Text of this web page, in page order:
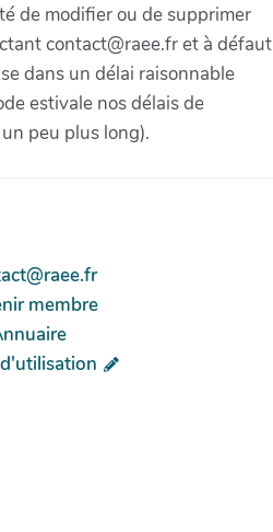
de modifier ou de supprimer
contact@raee.fr et à défaut
dans un délai raisonnable
estivale nos délais de
peu plus long).
membre